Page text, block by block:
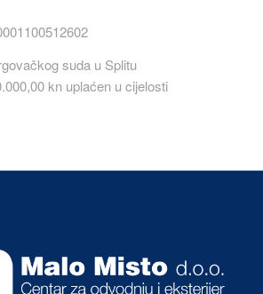
suda u Splitu
kn uplaćen u cijelosti